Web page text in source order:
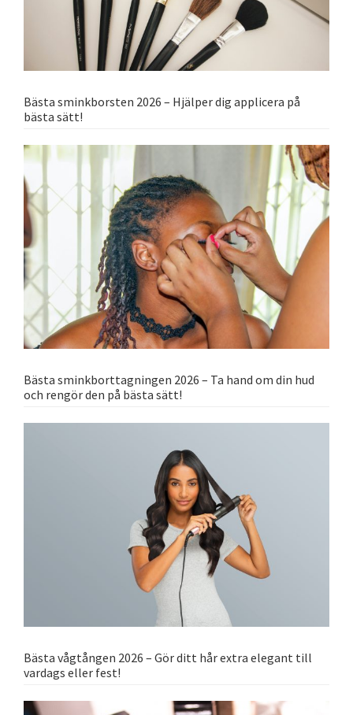
Bästa sminkborsten 2026 – Hjälper dig applicera på
bästa sätt!
Bästa sminkborttagningen 2026 – Ta hand om din hud
och rengör den på bästa sätt!
Bästa vågtången 2026 – Gör ditt hår extra elegant till
vardags eller fest!